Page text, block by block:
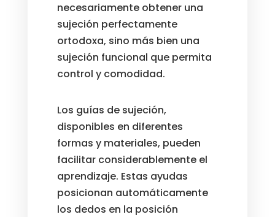
necesariamente obtener una
sujeción perfectamente
ortodoxa, sino más bien una
sujeción funcional que permita
control y comodidad.
Los guías de sujeción,
disponibles en diferentes
formas y materiales, pueden
facilitar considerablemente el
aprendizaje. Estas ayudas
posicionan automáticamente
los dedos en la posición